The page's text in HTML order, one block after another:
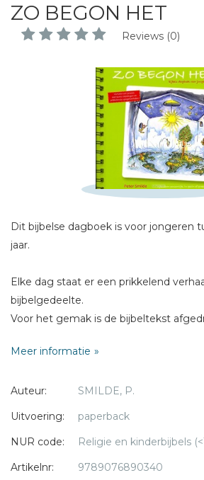
ZO BEGON HET
Reviews (0)
Dit bijbelse dagboek is voor jongeren
jaar.
Elke dag staat er een prikkelend
bijbelgedeelte.
Voor het gemak is de bijbeltekst
groot enthousiasme gebruikt. Het
De bijbelverhalen zijn uit Genesis
geboorte van de wereld en de eerste
in wording.
Meer informatie
Auteur:
SMILDE, P.
Uitvoering:
paperback
NUR code:
Religie en kinderbijbels
Artikelnr:
9789076890340
Schrijf hieronder je review!
Bericht *
* = verplicht